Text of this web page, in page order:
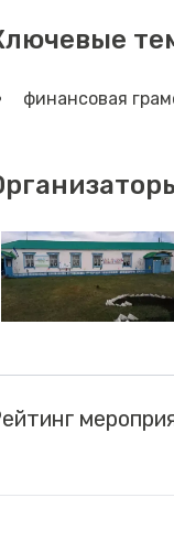
финансовая